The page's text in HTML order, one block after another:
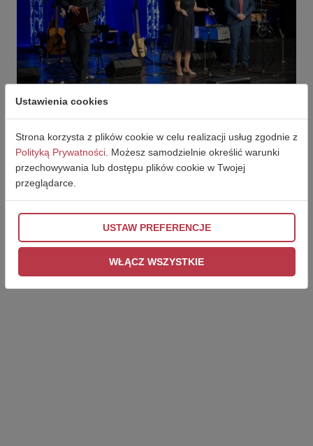
Ustawienia cookies
Strona korzysta z plików cookie w celu realizacji usług zgodnie z
Polityką Prywatności . Możesz samodzielnie określić warunki
przechowywania lub dostępu plików cookie w Twojej
przeglądarce.
USTAW PREFERENCJE
WŁĄCZ WSZYSTKIE